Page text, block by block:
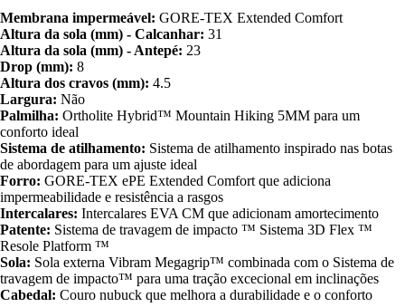
Membrana impermeável: GORE-TEX Extended Comfort
Altura da sola (mm) - Calcanhar: 31
Altura da sola (mm) - Antepé: 23
Drop (mm): 8
Altura dos cravos (mm): 4.5
Largura: Não
Palmilha: Ortholite Hybrid™ Mountain Hiking 5MM para um
conforto ideal
Sistema de atilhamento: Sistema de atilhamento inspirado nas botas
de abordagem para um ajuste ideal
Forro: GORE-TEX ePE Extended Comfort que adiciona
impermeabilidade e resistência a rasgos
Intercalares: Intercalares EVA CM que adicionam amortecimento
Patente: Sistema de travagem de impacto ™ Sistema 3D Flex ™
Resole Platform ™
Sola: Sola externa Vibram Megagrip™ combinada com o Sistema de
travagem de impacto™ para uma tração excecional em inclinações
Cabedal: Couro nubuck que melhora a durabilidade e o conforto